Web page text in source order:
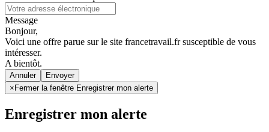
Message
Bonjour,
Voici une offre parue sur le site francetravail.fr susceptible de vous
intéresser.
A bientôt.
Annuler
× Fermer la fenêtre Enregistrer mon alerte
Enregistrer mon alerte